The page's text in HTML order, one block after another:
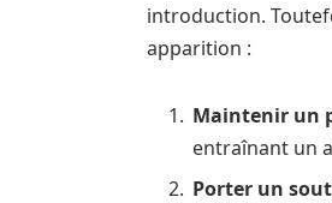
introduction.
apparition :
Maintenir un
entraînant un
Porter un